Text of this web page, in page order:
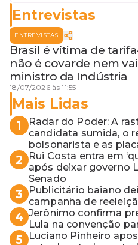
Entrevistas
ENTREVISTAS
Brasil é vítima de
não é covarde nem
ministro da Indústria
18/07/2026 às 11:55
Mais Lidas
1
Radar do Poder: A
candidata sumida, o
bolsonarista e as
2
Rui Costa entra em
após deixar governo
Senado
3
Publicitário baiano
campanha de
4 Jerônimo confirma
Lula na convenção
5
Luciano Pinheiro